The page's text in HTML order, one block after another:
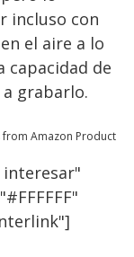
incluso con
el aire a lo
capacidad de
grabarlo.
from Amazon Product